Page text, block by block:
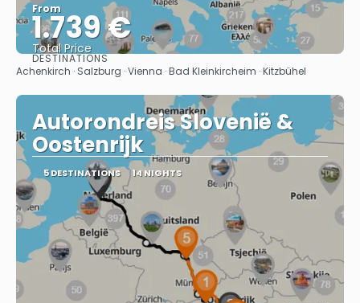
From
1.739 €
Total Price
See
DESTINATIONS
Achenkirch · Salzburg · Vienna · Bad Kleinkircheim · Kitzbühel
Autorondreis Slovenië &
Oostenrijk
5 DESTINATIONS 14 NIGHTS